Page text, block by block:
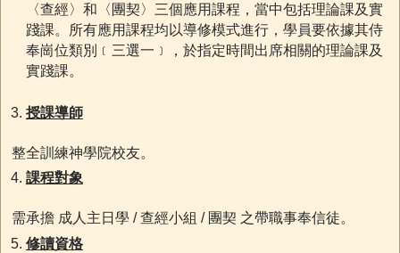
〈查經〉和〈團契〉三個應用課程，當中包括理論課及實
踐課。所有應用課程均以導修模式進行，學員要依據其侍
奉崗位類別﹝三選一﹞，於指定時間出席相關的理論課及
實踐課。
授課導師
整全訓練神學院校友。
課程對象
需承擔 成人主日學 / 查經小組 / 團契 之帶職事奉信徒。
修讀資格